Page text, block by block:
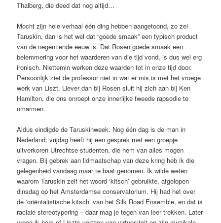
Thalberg, die deed dat nog altijd…
Mocht zijn hele verhaal één ding hebben aangetoond, zo zei
Taruskin, dan is het wel dat “goede smaak” een typisch product
van de negentiende eeuw is. Dat Rosen goede smaak een
belemmering voor het waarderen van die tijd vond, is dus wel erg
ironisch. Niettemin werken deze waarden tot in onze tijd door.
Persoonlijk ziet de professor niet in wat er mis is met het vroege
werk van Liszt. Liever dan bij Rosen sluit hij zich aan bij Ken
Hamilton, die ons onroept onze innerlijke tweede rapsodie te
omarmen.
Aldus eindigde de Taruskinweek. Nog één dag is de man in
Nederland; vrijdag heeft hij een gesprek met een groepje
uitverkoren Utrechtse studenten, die hem van alles mogen
vragen. Bij gebrek aan lidmaatschap van deze kring heb ik die
gelegenheid vandaag maar te baat genomen. Ik wilde weten
waarom Taruskin zelf het woord ‘kitsch’ gebruikte, afgelopen
dinsdag op het Amsterdamse conservatorium. Hij had het over
de ‘oriëntalistische kitsch’ van het Silk Road Ensemble, en dat is
raciale stereotypering – daar mag je tegen van leer trekken. Later